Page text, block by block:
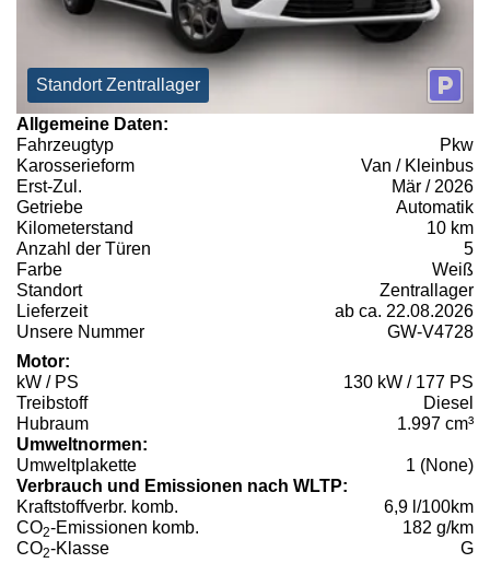
Standort Zentrallager
Allgemeine Daten:
Fahrzeugtyp
Pkw
Karosserieform
Van / Kleinbus
Erst-Zul.
Mär / 2026
Getriebe
Automatik
Kilometerstand
10 km
Anzahl der Türen
5
Farbe
Weiß
Standort
Zentrallager
Lieferzeit
ab ca. 22.08.2026
Unsere Nummer
GW-V4728
Motor:
kW / PS
130 kW / 177 PS
Treibstoff
Diesel
Hubraum
1.997 cm³
Umweltnormen:
Umweltplakette
1 (None)
Verbrauch und Emissionen nach WLTP:
Kraftstoffverbr. komb.
6,9 l/100km
CO2-Emissionen komb.
182 g/km
CO2-Klasse G